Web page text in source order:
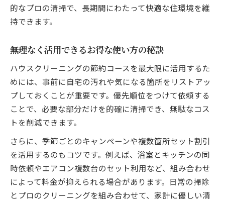
的なプロの清掃で、長期間にわたって快適な住環境を維
持できます。
無理なく活用できるお得な使い方の秘訣
ハウスクリーニングの節約コースを最大限に活用するた
めには、事前に自宅の汚れや気になる箇所をリストアッ
プしておくことが重要です。優先順位をつけて依頼する
ことで、必要な部分だけを的確に清掃でき、無駄なコス
トを削減できます。
さらに、季節ごとのキャンペーンや複数箇所セット割引
を活用するのもコツです。例えば、浴室とキッチンの同
時依頼やエアコン複数台のセット利用など、組み合わせ
によって料金が抑えられる場合があります。日常の掃除
とプロのクリーニングを組み合わせて、家計に優しい清